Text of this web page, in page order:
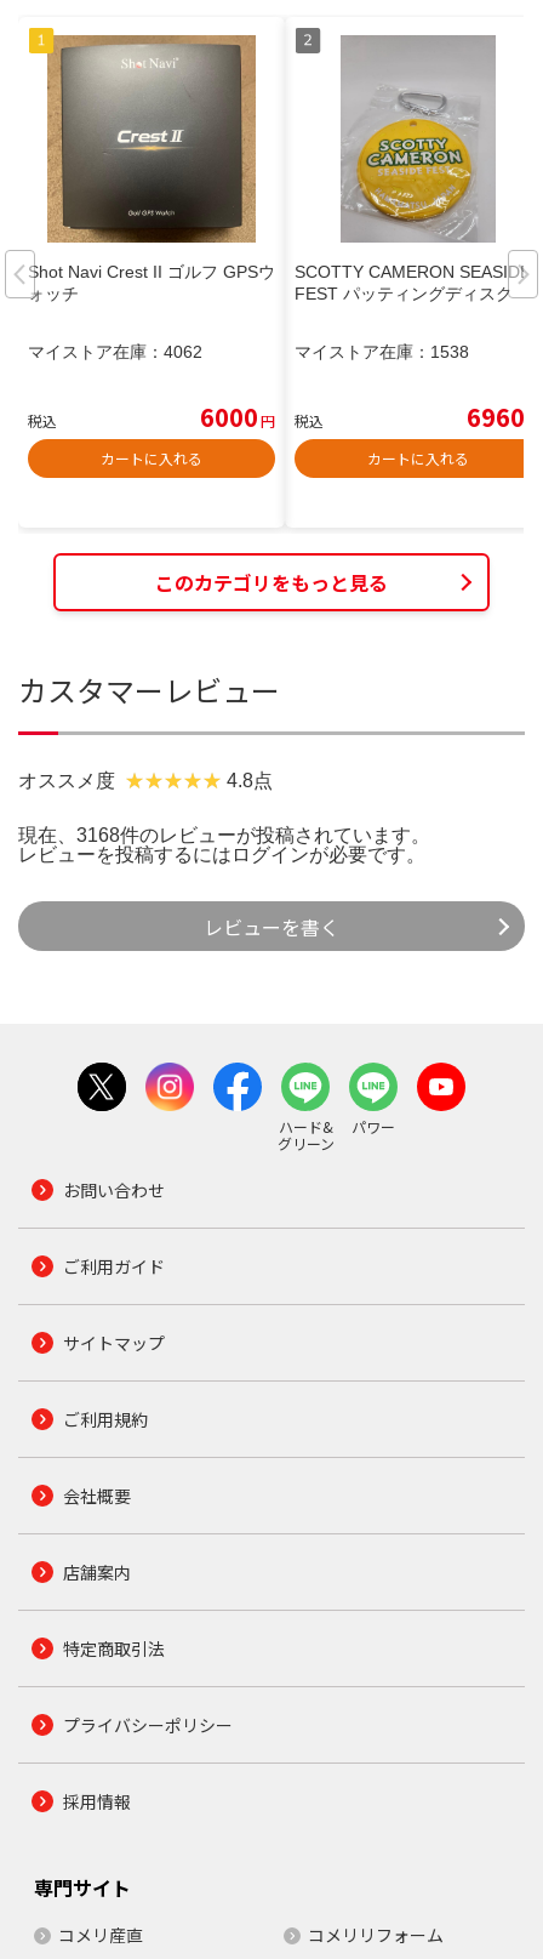
Shot Navi Crest II ゴルフ GPSウ
ォッチ
マイストア在庫： 4062
税込 6000円
カートに入れる
SCOTTY CAMERON SEASIDE
FEST パッティングディスク
マイストア在庫： 1538
税込 6960
カートに入れる
このカテゴリをもっと見る
カスタマーレビュー
オススメ度 4.8点
現在、3168件のレビューが投稿されています。
レビューを投稿するには ログインが必要です。
レビューを書く
ハード&
グリーン
パワー
お問い合わせ
ご利用ガイド
サイトマップ
ご利用規約
会社概要
店舗案内
特定商取引法
プライバシーポリシー
採用情報
専門サイト
コメリ産直 コメリリフォーム